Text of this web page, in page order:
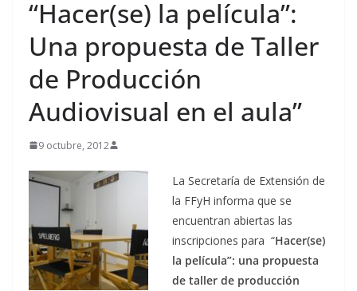
“Hacer(se) la película”:
Una propuesta de Taller
de Producción
Audiovisual en el aula”
9 octubre, 2012
La Secretaría de Extensión de
la FFyH informa que se
encuentran abiertas las
inscripciones para “Hacer(se)
la película”: una propuesta
de taller de producción